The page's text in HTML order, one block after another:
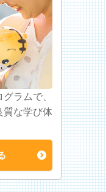
ラムで、
質な学び体